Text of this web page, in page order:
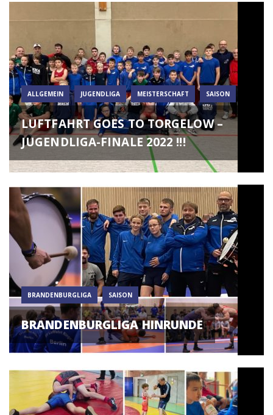
ALLGEMEIN JUGENDLIGA MEISTERSCHAFT SAISON
LUFTFAHRT GOES TO TORGELOW –
JUGENDLIGA-FINALE 2022 !!!
BRANDENBURGLIGA SAISON
BRANDENBURGLIGA HINRUNDE